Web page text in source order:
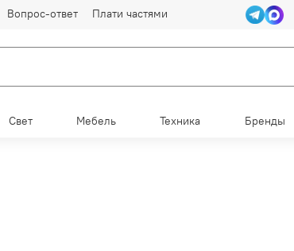
Вопрос-ответ Плати частями
Свет Мебель Техника Бренды